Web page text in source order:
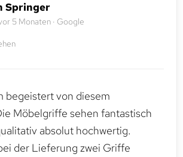
Springer
5 Monaten · Google
begeistert von diesem
Möbelgriffe sehen fantastisch
absolut hochwertig.
der Lieferung zwei Griffe